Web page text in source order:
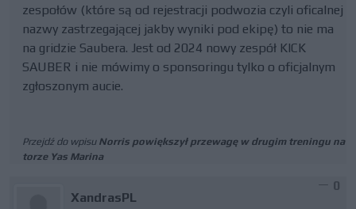
zespołów (które są od rejestracji podwozia czyli oficalnej
nazwy zastrzegającej jakby wyniki pod ekipę) to nie ma
na gridzie Saubera. Jest od 2024 nowy zespół KICK
SAUBER i nie mówimy o sponsoringu tylko o oficjalnym
zgłoszonym aucie.
Przejdź do wpisu Norris powiększył przewagę w drugim treningu na
torze Yas Marina
XandrasPL
0